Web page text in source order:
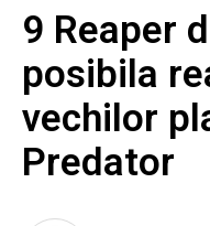
9 Reaper
posibila
vechilor
Predator